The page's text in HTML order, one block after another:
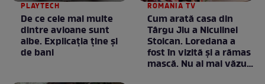
PLAYTECH
De ce cele mai multe
dintre avioane sunt
albe. Explicația ține și
de bani
ROMANIA TV
Cum arată casa din
Târgu Jiu a Niculinei
Stoican. Loredana a
fost în vizită și a rămas
mască. Nu ai mai văzut